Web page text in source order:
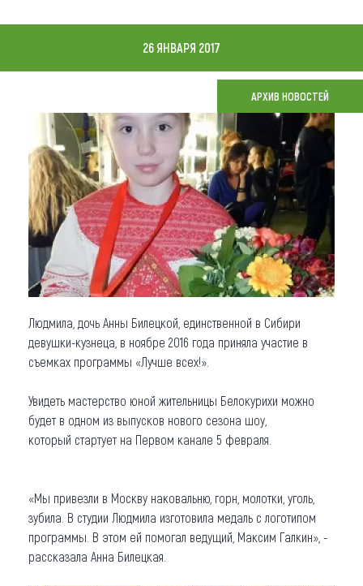
Карта
Что привезти (сувениры)
О регионе
Коллекция впечатлений
Другие рубрики
26 ЯНВАРЯ 2017
АРХИВ НОВОСТЕЙ
Людмила, дочь Анны Билецкой, единственной в Сибири
девушки-кузнеца, в ноябре 2016 года приняла участие в
съемках программы «Лучше всех!».
Увидеть мастерство юной жительницы Белокурихи можно
будет в одном из выпусков нового сезона шоу,
который стартует на Первом канале 5 февраля.
«Мы привезли в Москву наковальню, горн, молотки, уголь,
зубила. В студии Людмила изготовила медаль с логотипом
программы. В этом ей помогал ведущий, Максим Галкин», -
рассказала Анна Билецкая.